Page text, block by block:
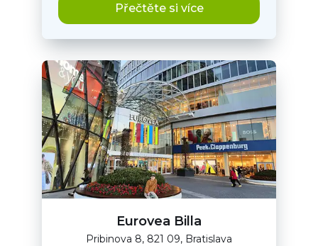
Přečtěte si více
Eurovea Billa
Pribinova 8, 821 09, Bratislava